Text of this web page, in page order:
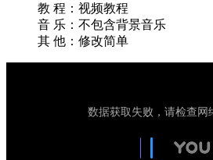
教 程：视频教程
音 乐：不包含背景音乐
其 他：修改简单